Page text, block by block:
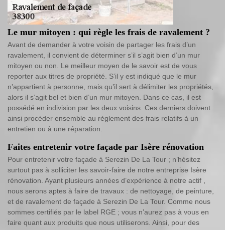
Le mur mitoyen : qui règle les frais de ravalement ?
Avant de demander à votre voisin de partager les frais d’un
ravalement, il convient de déterminer s’il s’agit bien d’un mur
mitoyen ou non. Le meilleur moyen de le savoir est de vous
reporter aux titres de propriété. S’il y est indiqué que le mur
n’appartient à personne, mais qu’il sert à délimiter les propriétés,
alors il s’agit bel et bien d’un mur mitoyen. Dans ce cas, il est
possédé en indivision par les deux voisins. Ces derniers doivent
ainsi procéder ensemble au règlement des frais relatifs à un
entretien ou à une réparation.
Faites entretenir votre façade par Isère rénovation
Pour entretenir votre façade à Serezin De La Tour ; n’hésitez
surtout pas à solliciter les savoir-faire de notre entreprise Isère
rénovation. Ayant plusieurs années d’expérience à notre actif ,
nous serons aptes à faire de travaux : de nettoyage, de peinture,
et de ravalement de façade à Serezin De La Tour. Comme nous
sommes certifiés par le label RGE ; vous n’aurez pas à vous en
faire quant aux produits que nous utiliserons. Ainsi, pour des